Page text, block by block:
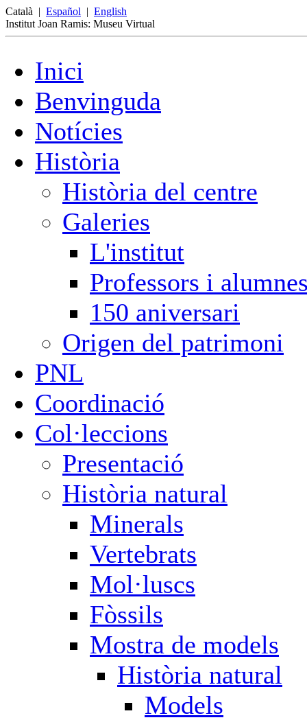
Català | Español | English
Institut Joan Ramis: Museu Virtual
Inici
Benvinguda
Notícies
Història
Història del centre
Galeries
L'institut
Professors i
150 aniversari
Origen del patrimoni
PNL
Coordinació
Col·leccions
Presentació
Història natural
Minerals
Vertebrats
Mol·luscs
Fòssils
Mostra de models
Història natural
Models